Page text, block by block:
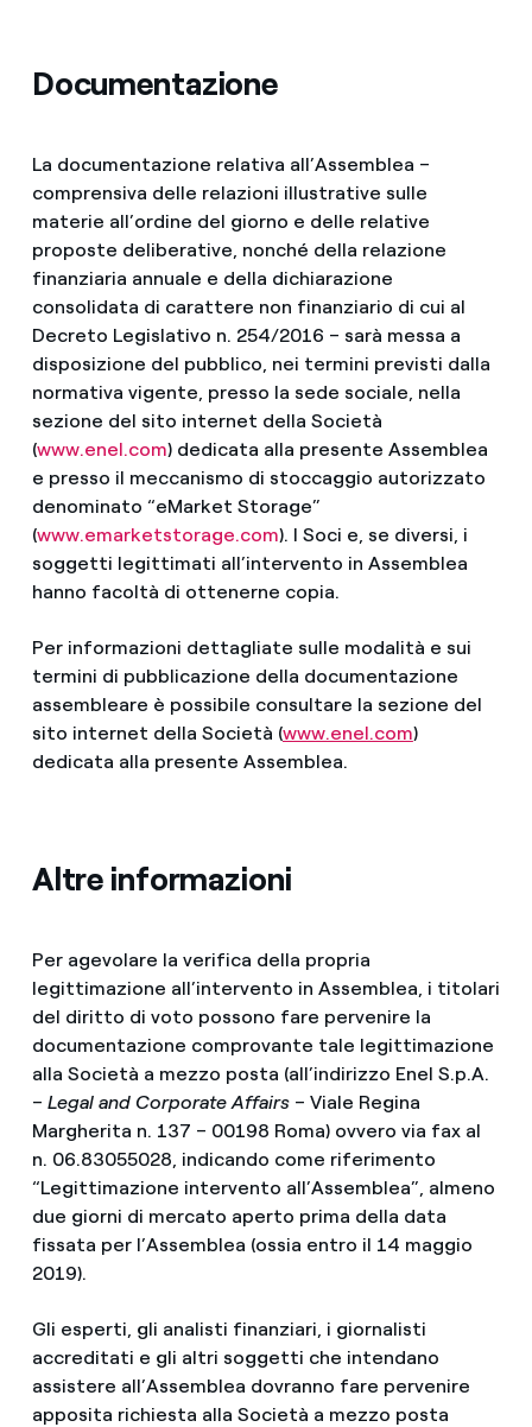
Documentazione
La documentazione relativa all’Assemblea –
comprensiva delle relazioni illustrative sulle
materie all’ordine del giorno e delle relative
proposte deliberative, nonché della relazione
finanziaria annuale e della dichiarazione
consolidata di carattere non finanziario di cui al
Decreto Legislativo n. 254/2016 – sarà messa a
disposizione del pubblico, nei termini previsti dalla
normativa vigente, presso la sede sociale, nella
sezione del sito internet della Società
(www.enel.com) dedicata alla presente Assemblea
e presso il meccanismo di stoccaggio autorizzato
denominato “eMarket Storage”
(www.emarketstorage.com). I Soci e, se diversi, i
soggetti legittimati all’intervento in Assemblea
hanno facoltà di ottenerne copia.
Per informazioni dettagliate sulle modalità e sui
termini di pubblicazione della documentazione
assembleare è possibile consultare la sezione del
sito internet della Società (www.enel.com)
dedicata alla presente Assemblea.
Altre informazioni
Per agevolare la verifica della propria
legittimazione all’intervento in Assemblea, i titolari
del diritto di voto possono fare pervenire la
documentazione comprovante tale legittimazione
alla Società a mezzo posta (all’indirizzo Enel S.p.A.
– Legal and Corporate Affairs– Viale Regina
Margherita n. 137 – 00198 Roma) ovvero via fax al
n. 06.83055028, indicando come riferimento
“Legittimazione intervento all’Assemblea”, almeno
due giorni di mercato aperto prima della data
fissata per l’Assemblea (ossia entro il 14 maggio
2019).
Gli esperti, gli analisti finanziari, i giornalisti
accreditati e gli altri soggetti che intendano
assistere all’Assemblea dovranno fare pervenire
apposita richiesta alla Società a mezzo posta